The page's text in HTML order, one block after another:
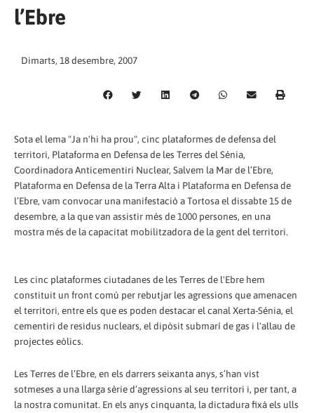
l’Ebre
Dimarts, 18 desembre, 2007
Sota el lema "Ja n'hi ha prou", cinc plataformes de defensa del
territori, Plataforma en Defensa de les Terres del Sénia,
Coordinadora Anticementiri Nuclear, Salvem la Mar de l’Ebre,
Plataforma en Defensa de la Terra Alta i Plataforma en Defensa de
l’Ebre, vam convocar una manifestació a Tortosa el dissabte 15 de
desembre, a la que van assistir més de 1000 persones, en una
mostra més de la capacitat mobilitzadora de la gent del territori.
Les cinc plataformes ciutadanes de les Terres de l'Ebre hem
constituit un front comú per rebutjar les agressions que amenacen
el territori, entre els que es poden destacar el canal Xerta-Sénia, el
cementiri de residus nuclears, el dipòsit submarí de gas i l'allau de
projectes eòlics.
Les Terres de l’Ebre, en els darrers seixanta anys, s’han vist
sotmeses a una llarga sèrie d’agressions al seu territori i, per tant, a
la nostra comunitat. En els anys cinquanta, la dictadura fixà els ulls